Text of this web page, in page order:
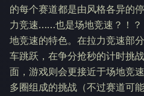
的每个赛道都是由风格各异的
力竞速……也是场地竞速？！
地竞速的特色。在拉力竞速部
车跳跃，在争分抢秒的计时挑
面，游戏则会更接近于场地竞
多圈组成的挑战（不过赛道可